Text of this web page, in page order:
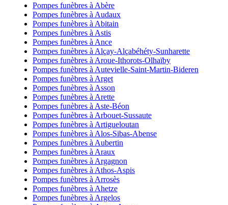
Pompes funèbres à Abère
Pompes funèbres à Audaux
Pompes funèbres à Abitain
Pompes funèbres à Astis
Pompes funèbres à Ance
Pompes funèbres à Alçay-Alçabéhéty-Sunharette
Pompes funèbres à Aroue-Ithorots-Olhaïby
Pompes funèbres à Autevielle-Saint-Martin-Bideren
Pompes funèbres à Arget
Pompes funèbres à Asson
Pompes funèbres à Arette
Pompes funèbres à Aste-Béon
Pompes funèbres à Arbouet-Sussaute
Pompes funèbres à Artigueloutan
Pompes funèbres à Alos-Sibas-Abense
Pompes funèbres à Aubertin
Pompes funèbres à Araux
Pompes funèbres à Argagnon
Pompes funèbres à Athos-Aspis
Pompes funèbres à Arrosès
Pompes funèbres à Ahetze
Pompes funèbres à Argelos